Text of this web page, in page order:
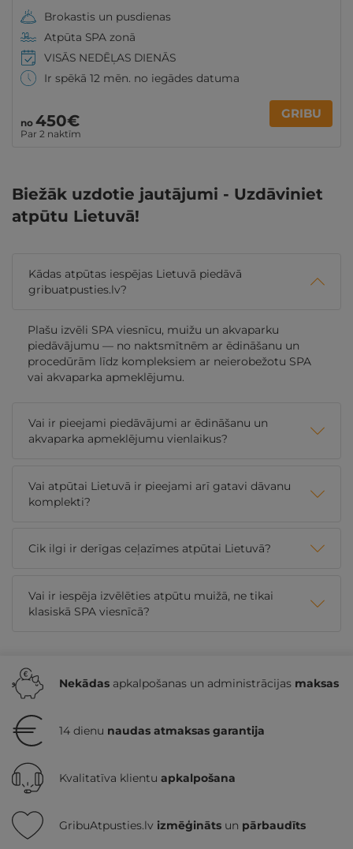
Brokastis un pusdienas
Atpūta SPA zonā
VISĀS NEDĒĻAS DIENĀS
Ir spēkā 12 mēn. no iegādes datuma
no 450€
Par 2 naktīm
GRIBU
Biežāk uzdotie jautājumi - Uzdāviniet
atpūtu Lietuvā!
Kādas atpūtas iespējas Lietuvā piedāvā
gribuatpusties.lv?
Plašu izvēli SPA viesnīcu, muižu un akvaparku
piedāvājumu — no naktsmītnēm ar ēdināšanu un
procedūrām līdz kompleksiem ar neierobežotu SPA
vai akvaparka apmeklējumu.
Vai ir pieejami piedāvājumi ar ēdināšanu un
akvaparka apmeklējumu vienlaikus?
Vai atpūtai Lietuvā ir pieejami arī gatavi dāvanu
komplekti?
Cik ilgi ir derīgas ceļazīmes atpūtai Lietuvā?
Vai ir iespēja izvēlēties atpūtu muižā, ne tikai
klasiskā SPA viesnīcā?
Nekādas apkalpošanas un administrācijas maksas
14 dienu naudas atmaksas garantija
Kvalitatīva klientu apkalpošana
GribuAtpusties.lv izmēģināts un pārbaudīts